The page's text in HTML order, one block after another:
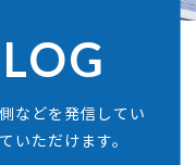
などを発信してい
いただけます。